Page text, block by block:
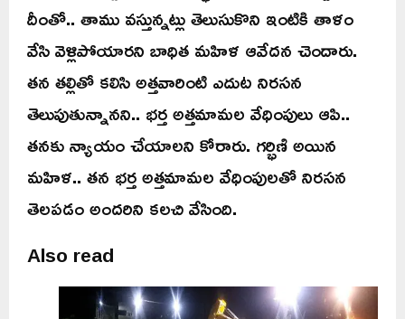
దీంతో.. తాము వస్తున్నట్లు తెలుసుకొని ఇంటికి తాళం
వేసి వెళ్లిపోయారని బాధిత మహిళ ఆవేదన చెందారు.
తన తల్లితో కలిసి అత్తవారింటి ఎదుట నిరసన
తెలుపుతున్నానని.. భర్త అత్తమామల వేధింపులు ఆపి..
తనకు న్యాయం చేయాలని కోరారు. గర్భిణి అయిన
మహిళ.. తన భర్త అత్తమామల వేధింపులతో నిరసన
తెలపడం అందరిని కలచి వేసింది.
Also read